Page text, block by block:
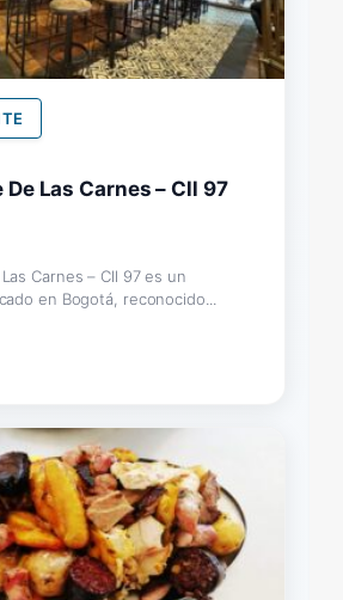
De Las Carnes – Cll 97
Carnes – Cll 97 es un
en Bogotá, reconocido...